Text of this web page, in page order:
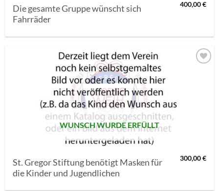
Die gesamte Gruppe wünscht sich
Fahrräder
400,00€
WUNSCH WURDE ERFÜLLT
St. Gregor Stiftung benötigt Masken für
die Kinder und Jugendlichen
300,00€